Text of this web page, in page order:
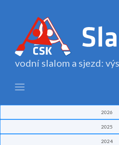
vodní slalom a sjezd:
2026
2025
2024